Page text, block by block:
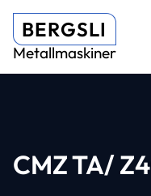
BERGSLI
Metallmaskiner
CMZ TA/